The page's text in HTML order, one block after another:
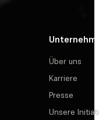
Über uns
Karriere
Presse
Unsere